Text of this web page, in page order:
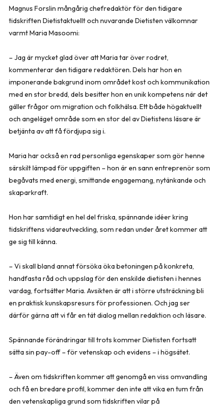
Magnus Forslin mångårig chefredaktör för den tidigare
tidskriften Dietistaktuellt och nuvarande Dietisten välkomnar
varmt Maria Masoomi:
– Jag är mycket glad över att Maria tar över rodret,
kommenterar den tidigare redaktören. Dels har hon en
imponerande bakgrund inom området kost och kommunikation
med en stor bredd, dels besitter hon en unik kompetens när det
gäller frågor om migration och folkhälsa. Ett både högaktuellt
och angeläget område som en stor del av Dietistens läsare är
betjänta av att få fördjupa sig i.
Maria har också en rad personliga egenskaper som gör henne
särskilt lämpad för uppgiften – hon är en sann entreprenör som
begåvats med energi, smittande engagemang, nytänkande och
skaparkraft.
Hon har samtidigt en hel del friska, spännande idéer kring
tidskriftens vidareutveckling, som redan under året kommer att
ge sig till känna.
– Vi skall bland annat försöka öka betoningen på konkreta,
handfasta råd och uppslag för den enskilde dietisten i hennes
vardag, fortsätter Maria. Avsikten är att i större utsträckning bli
en praktisk kunskapsresurs för professionen. Och jag ser
därför gärna att vi får en tät dialog mellan redaktion och läsare.
Spännande förändringar till trots kommer Dietisten fortsatt
sätta sin pay-off – för vetenskap och evidens – i högsätet.
– Även om tidskriften kommer att genomgå en viss omvandling
och få en bredare profil, kommer den inte att vika en tum från
den vetenskapliga grund som tidskriften vilar på